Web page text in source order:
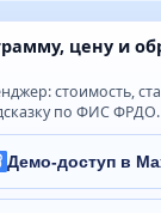
цену и
стоимость,
по ФИС ФРДО.
Демо-доступ в